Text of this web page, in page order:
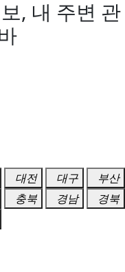
, 내 주변 관
대전 대구
부산
충북 경남
경북